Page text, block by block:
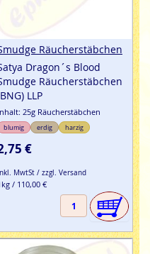
Räucherstäbchen
Dragon´s Blood
Räucherstäbchen
LLP
25g Räucherstäbchen
blumig erdig harzig
€
MwtSt / zzgl. Versand
/ 110,00 €